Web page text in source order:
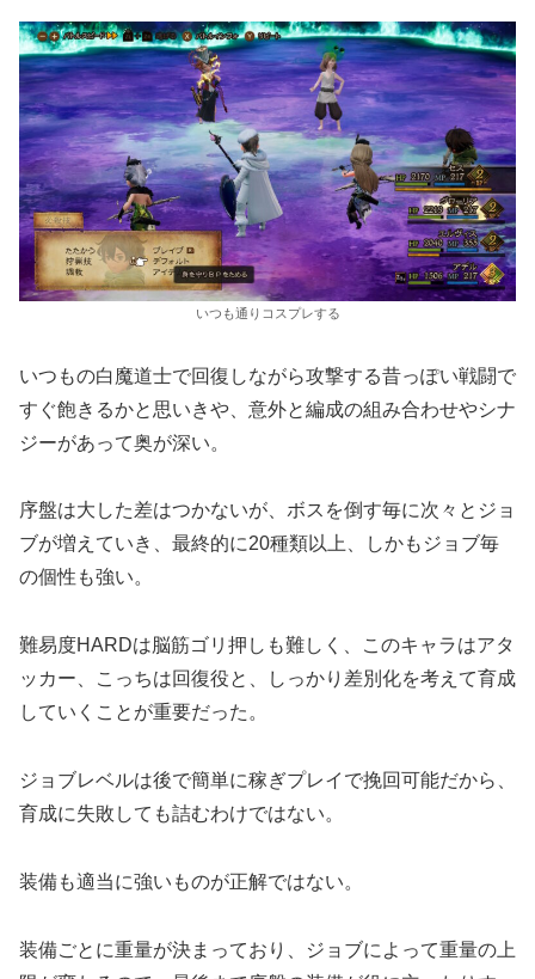
いつも通りコスプレする
いつもの白魔道士で回復しながら攻撃する昔っぽい戦闘で
すぐ飽きるかと思いきや、意外と編成の組み合わせやシナ
ジーがあって奥が深い。
序盤は大した差はつかないが、ボスを倒す毎に次々とジョ
ブが増えていき、最終的に20種類以上、しかもジョブ毎
の個性も強い。
難易度HARDは脳筋ゴリ押しも難しく、このキャラはアタ
ッカー、こっちは回復役と、しっかり差別化を考えて育成
していくことが重要だった。
ジョブレベルは後で簡単に稼ぎプレイで挽回可能だから、
育成に失敗しても詰むわけではない。
装備も適当に強いものが正解ではない。
装備ごとに重量が決まっており、ジョブによって重量の上